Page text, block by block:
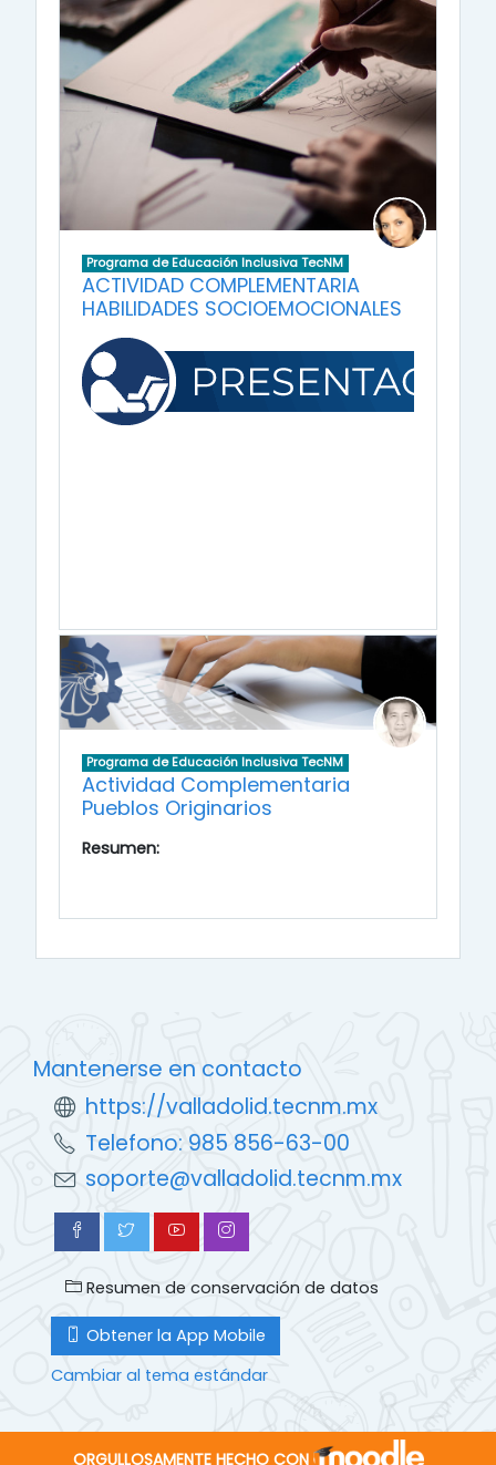
Programa de Educación Inclusiva TecNM
ACTIVIDAD COMPLEMENTARIA
HABILIDADES SOCIOEMOCIONALES
Programa de Educación Inclusiva TecNM
Actividad Complementaria
Pueblos Originarios
Resumen:
Mantenerse en contacto
https://valladolid.tecnm.mx
Telefono: 985 856-63-00
soporte@valladolid.tecnm.mx
Resumen de conservación de datos
Obtener la App Mobile
Cambiar al tema estándar
ORGULLOSAMENTE HECHO CON